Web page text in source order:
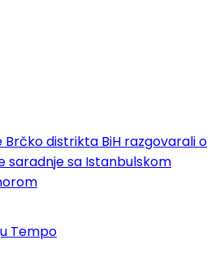
Brčko distrikta BiH razgovarali o
saradnje sa Istanbulskom
Tempo